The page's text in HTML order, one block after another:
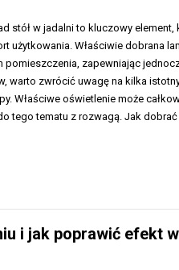
stół w jadalni to kluczowy element,
użytkowania. Właściwie dobrana
pomieszczenia, zapewniając
warto zwrócić uwagę na kilka
Właściwe oświetlenie może
tego tematu z rozwagą. Jak dobrać
i jak poprawić efekt